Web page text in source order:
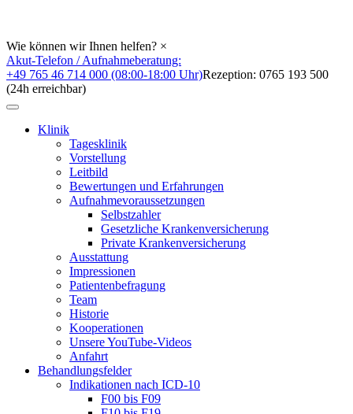
Wie können wir Ihnen helfen? ×
Akut-Telefon / Aufnahmeberatung:
+49 765 46 714 000 (08:00-18:00 Uhr)Rezeption: 0765 193 500
(24h erreichbar)
Klinik
Tagesklinik
Vorstellung
Leitbild
Bewertungen und Erfahrungen
Aufnahmevoraussetzungen
Selbstzahler
Gesetzliche Krankenversicherung
Private Krankenversicherung
Ausstattung
Impressionen
Patientenbefragung
Team
Historie
Kooperationen
Unsere YouTube-Videos
Anfahrt
Behandlungsfelder
Indikationen nach ICD-10
F00 bis F09